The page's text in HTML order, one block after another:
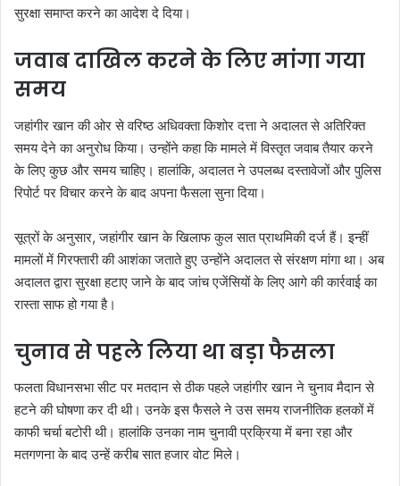
सुरक्षा समाप्त करने का आदेश दे दिया।
जवाब दाखिल करने के लिए मांगा गया
समय
जहांगीर खान की ओर से वरिष्ठ अधिवक्ता किशोर दत्ता ने अदालत से अतिरिक्त
समय देने का अनुरोध किया। उन्होंने कहा कि मामले में विस्तृत जवाब तैयार करने
के लिए कुछ और समय चाहिए। हालांकि, अदालत ने उपलब्ध दस्तावेजों और पुलिस
रिपोर्ट पर विचार करने के बाद अपना फैसला सुना दिया।
सूत्रों के अनुसार, जहांगीर खान के खिलाफ कुल सात प्राथमिकी दर्ज हैं। इन्हीं
मामलों में गिरफ्तारी की आशंका जताते हुए उन्होंने अदालत से संरक्षण मांगा था। अब
अदालत द्वारा सुरक्षा हटाए जाने के बाद जांच एजेंसियों के लिए आगे की कार्रवाई का
रास्ता साफ हो गया है।
चुनाव से पहले लिया था बड़ा फैसला
फलता विधानसभा सीट पर मतदान से ठीक पहले जहांगीर खान ने चुनाव मैदान से
हटने की घोषणा कर दी थी। उनके इस फैसले ने उस समय राजनीतिक हलकों में
काफी चर्चा बटोरी थी। हालांकि उनका नाम चुनावी प्रक्रिया में बना रहा और
मतगणना के बाद उन्हें करीब सात हजार वोट मिले।